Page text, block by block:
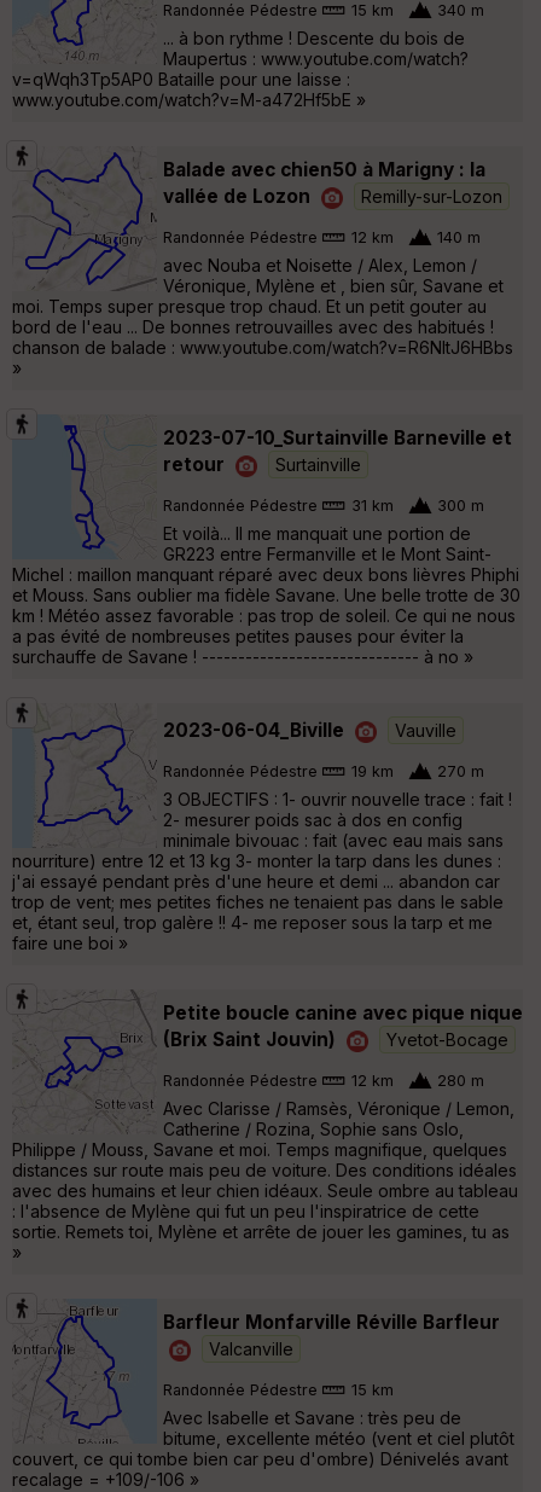
Randonnée Pédestre 15 km 340 m
... à bon rythme ! Descente du bois de
Maupertus : www.youtube.com/watch?
v=qWqh3Tp5AP0 Bataille pour une laisse :
www.youtube.com/watch?v=M-a472Hf5bE »
Balade avec chien50 à Marigny : la
vallée de Lozon
Remilly-sur-Lozon
Randonnée Pédestre 12 km 140 m
avec Nouba et Noisette / Alex, Lemon /
Véronique, Mylène et , bien sûr, Savane et
moi. Temps super presque trop chaud. Et un petit gouter au
bord de l'eau ... De bonnes retrouvailles avec des habitués !
chanson de balade : www.youtube.com/watch?v=R6NltJ6HBbs
»
2023-07-10_Surtainville Barneville et
retour
Surtainville
Randonnée Pédestre 31 km 300 m
Et voilà... Il me manquait une portion de
GR223 entre Fermanville et le Mont Saint-
Michel : maillon manquant réparé avec deux bons lièvres Phiphi
et Mouss. Sans oublier ma fidèle Savane. Une belle trotte de 30
km ! Météo assez favorable : pas trop de soleil. Ce qui ne nous
a pas évité de nombreuses petites pauses pour éviter la
surchauffe de Savane ! ------------------------------ à no »
2023-06-04_Biville Vauville
Randonnée Pédestre 19 km 270 m
3 OBJECTIFS : 1- ouvrir nouvelle trace : fait !
2- mesurer poids sac à dos en config
minimale bivouac : fait (avec eau mais sans
nourriture) entre 12 et 13 kg 3- monter la tarp dans les dunes :
j'ai essayé pendant près d'une heure et demi ... abandon car
trop de vent; mes petites fiches ne tenaient pas dans le sable
et, étant seul, trop galère !! 4- me reposer sous la tarp et me
faire une boi »
Petite boucle canine avec pique nique
(Brix Saint Jouvin)
Yvetot-Bocage
Randonnée Pédestre 12 km 280 m
Avec Clarisse / Ramsès, Véronique / Lemon,
Catherine / Rozina, Sophie sans Oslo,
Philippe / Mouss, Savane et moi. Temps magnifique, quelques
distances sur route mais peu de voiture. Des conditions idéales
avec des humains et leur chien idéaux. Seule ombre au tableau
: l'absence de Mylène qui fut un peu l'inspiratrice de cette
sortie. Remets toi, Mylène et arrête de jouer les gamines, tu as
»
Barfleur Monfarville Réville Barfleur
Valcanville
Randonnée Pédestre 15 km
Avec Isabelle et Savane : très peu de
bitume, excellente météo (vent et ciel plutôt
couvert, ce qui tombe bien car peu d'ombre) Dénivelés avant
recalage = +109/-106 »